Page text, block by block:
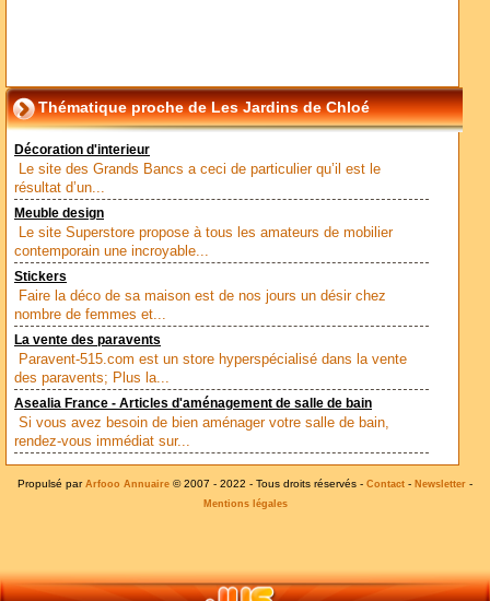
Thématique proche de Les Jardins de Chloé
Décoration d'interieur
Le site des Grands Bancs a ceci de particulier qu’il est le
résultat d’un...
Meuble design
Le site Superstore propose à tous les amateurs de mobilier
contemporain une incroyable...
Stickers
Faire la déco de sa maison est de nos jours un désir chez
nombre de femmes et...
La vente des paravents
Paravent-515.com est un store hyperspécialisé dans la vente
des paravents; Plus la...
Asealia France - Articles d'aménagement de salle de bain
Si vous avez besoin de bien aménager votre salle de bain,
rendez-vous immédiat sur...
Propulsé par Arfooo Annuaire © 2007 - 2022 - Tous droits réservés - Contact - Newsletter -
Mentions légales